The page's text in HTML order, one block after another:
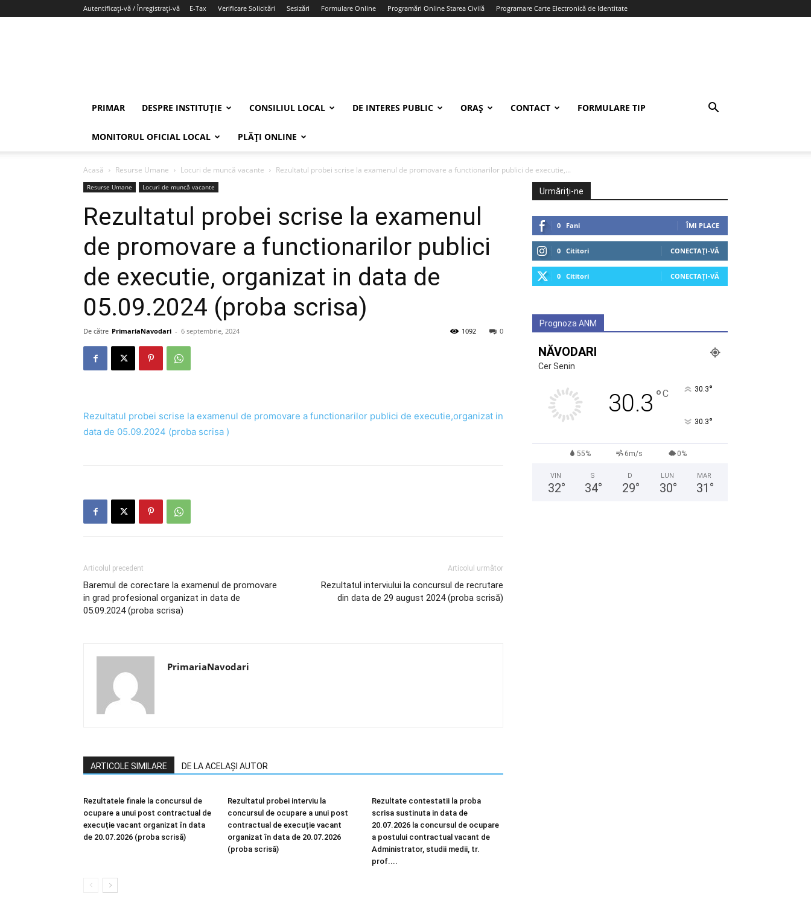
Autentificați-vă / Înregistrați-vă E-Tax Verificare Solicitări Sesizări Formulare Online Programări Online Starea Civilă Programare Carte Electronică de Identitate
PRIMAR DESPRE INSTITUȚIE CONSILIUL LOCAL DE INTERES PUBLIC ORAȘ CONTACT FORMULARE TIP
MONITORUL OFICIAL LOCAL PLĂȚI ONLINE
Acasă Resurse Umane Locuri de muncă vacante Rezultatul probei scrise la examenul de promovare a functionarilor publici de executie,...
Resurse Umane Locuri de muncă vacante
Rezultatul probei scrise la examenul
de promovare a functionarilor publici
de executie, organizat in data de
05.09.2024 (proba scrisa)
De către PrimariaNavodari - 6 septembrie, 2024 0
1092
Rezultatul probei scrise la examenul de promovare a functionarilor publici de executie,organizat in
data de 05.09.2024 (proba scrisa )
Articolul precedent
Baremul de corectare la examenul de promovare
in grad profesional organizat in data de
05.09.2024 (proba scrisa)
Articolul următor
Rezultatul interviului la concursul de recrutare
din data de 29 august 2024 (proba scrisă)
PrimariaNavodari
ARTICOLE SIMILARE DE LA ACELAȘI AUTOR
Rezultatele finale la concursul de
ocupare a unui post contractual de
execuție vacant organizat în data
de 20.07.2026 (proba scrisă)
Rezultatul probei interviu la
concursul de ocupare a unui post
contractual de execuție vacant
organizat în data de 20.07.2026
(proba scrisă)
Rezultate contestatii la proba
scrisa sustinuta in data de
20.07.2026 la concursul de ocupare
a postului contractual vacant de
Administrator, studii medii, tr.
prof....
Urmăriți-ne
0 Fani ÎMI PLACE
0 Cititori CONECTAȚI-VĂ
0 Cititori CONECTAȚI-VĂ
Prognoza ANM
NĂVODARI
Cer Senin
30.3 °C 30.3°
30.3°
55% 6m/s 0%
VIN
32°
S
34°
D
29°
LUN
30°
MAR
31 °